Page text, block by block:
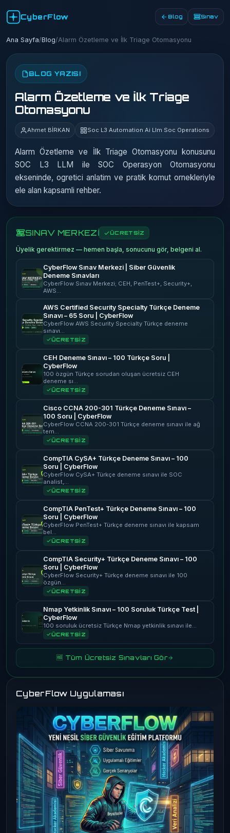
CyberFlow Blog Sınav
Ana Sayfa/Blog/Alarm Özetleme ve İlk Triage Otomasyonu
BLOG YAZISI
Alarm Özetleme ve İlk Triage
Otomasyonu
Ahmet BİRKAN Soc L3 Automation Ai Llm Soc Operations
Alarm Özetleme ve İlk Triage Otomasyonu konusunu
SOC L3 LLM ile SOC Operasyon Otomasyonu
ekseninde, ogretici anlatim ve pratik komut ornekleriyle
ele alan kapsamli rehber.
SINAV MERKEZİ ÜCRETSİZ
Üyelik gerektirmez — hemen başla, sonucunu gör, belgeni al.
CyberFlow Sınav Merkezi | Siber Güvenlik
Deneme Sınavları
CyberFlow Sınav Merkezi; CEH, PenTest+, Security+,
AWS…
AWS Certified Security Specialty Türkçe Deneme
Sınavı – 65 Soru | CyberFlow
CyberFlow AWS Security Specialty Türkçe deneme
sınavı…
ÜCRETSİZ
CEH Deneme Sınavı – 100 Türkçe Soru |
CyberFlow
100 özgün Türkçe sorudan oluşan ücretsiz CEH
deneme sı…
ÜCRETSİZ
Cisco CCNA 200-301 Türkçe Deneme Sınavı –
100 Soru | CyberFlow
CyberFlow CCNA 200-301 Türkçe deneme sınavı ile ağ
tem…
ÜCRETSİZ
CompTIA CySA+ Türkçe Deneme Sınavı – 100
Soru | CyberFlow
CyberFlow CySA+ Türkçe deneme sınavı ile SOC
analist,…
ÜCRETSİZ
CompTIA PenTest+ Türkçe Deneme Sınavı – 100
Soru | CyberFlow
CyberFlow PenTest+ Türkçe deneme sınavı ile kapsam
bel…
ÜCRETSİZ
CompTIA Security+ Türkçe Deneme Sınavı – 100
Soru | CyberFlow
CyberFlow Security+ Türkçe deneme sınavı ile 100
özgün…
ÜCRETSİZ
Nmap Yetkinlik Sınavı – 100 Soruluk Türkçe Test |
CyberFlow
100 soruluk ücretsiz Türkçe Nmap yetkinlik sınavı ile…
ÜCRETSİZ
🆓 Tüm Ücretsiz Sınavları Gör
CyberFlow Uygulaması